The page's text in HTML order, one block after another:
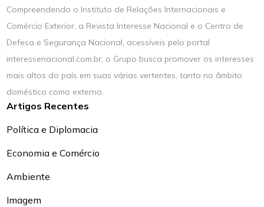
Compreendendo o Instituto de Relações Internacionais e
Comércio Exterior, a Revista Interesse Nacional e o Centro de
Defesa e Segurança Nacional, acessíveis pelo portal
interessenacional.com.br, o Grupo busca promover os interesses
mais altos do país em suas várias vertentes, tanto no âmbito
doméstico como externo.
Artigos Recentes
Política e Diplomacia
Economia e Comércio
Ambiente
Imagem